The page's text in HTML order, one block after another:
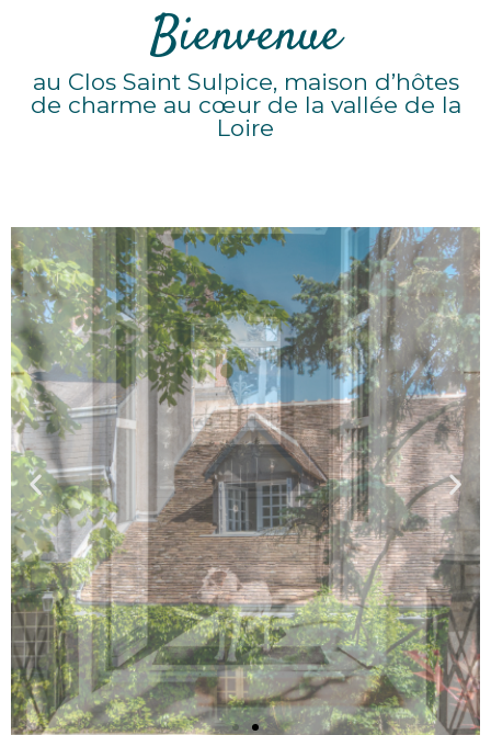
Bienvenue
au Clos Saint Sulpice, maison d’hôtes
de charme au cœur de la vallée de la
Loire​